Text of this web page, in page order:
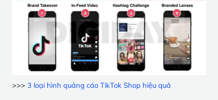
>>> 3 loại hình quảng cáo TikTok Shop hiệu quả